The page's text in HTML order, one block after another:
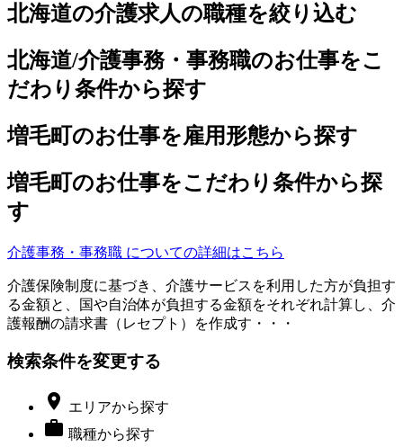
北海道の介護求人の職種を絞り込む
北海道/介護事務・事務職のお仕事をこ
だわり条件から探す
増毛町のお仕事を雇用形態から探す
増毛町のお仕事をこだわり条件から探
す
介護事務・事務職 についての詳細はこちら
介護保険制度に基づき、介護サービスを利用した方が負担す
る金額と、国や自治体が負担する金額をそれぞれ計算し、介
護報酬の請求書（レセプト）を作成す・・・
検索条件を変更する
 エリアから探す
 職種から探す